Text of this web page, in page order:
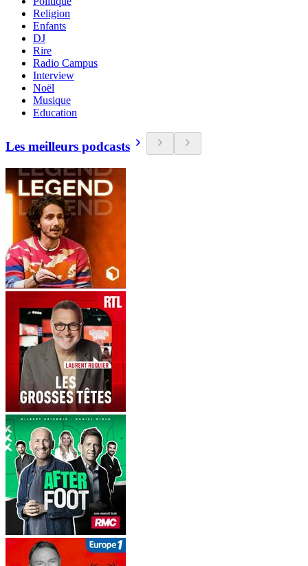
Religion
Enfants
DJ
Rire
Radio Campus
Interview
Noël
Musique
Education
Les meilleurs podcasts